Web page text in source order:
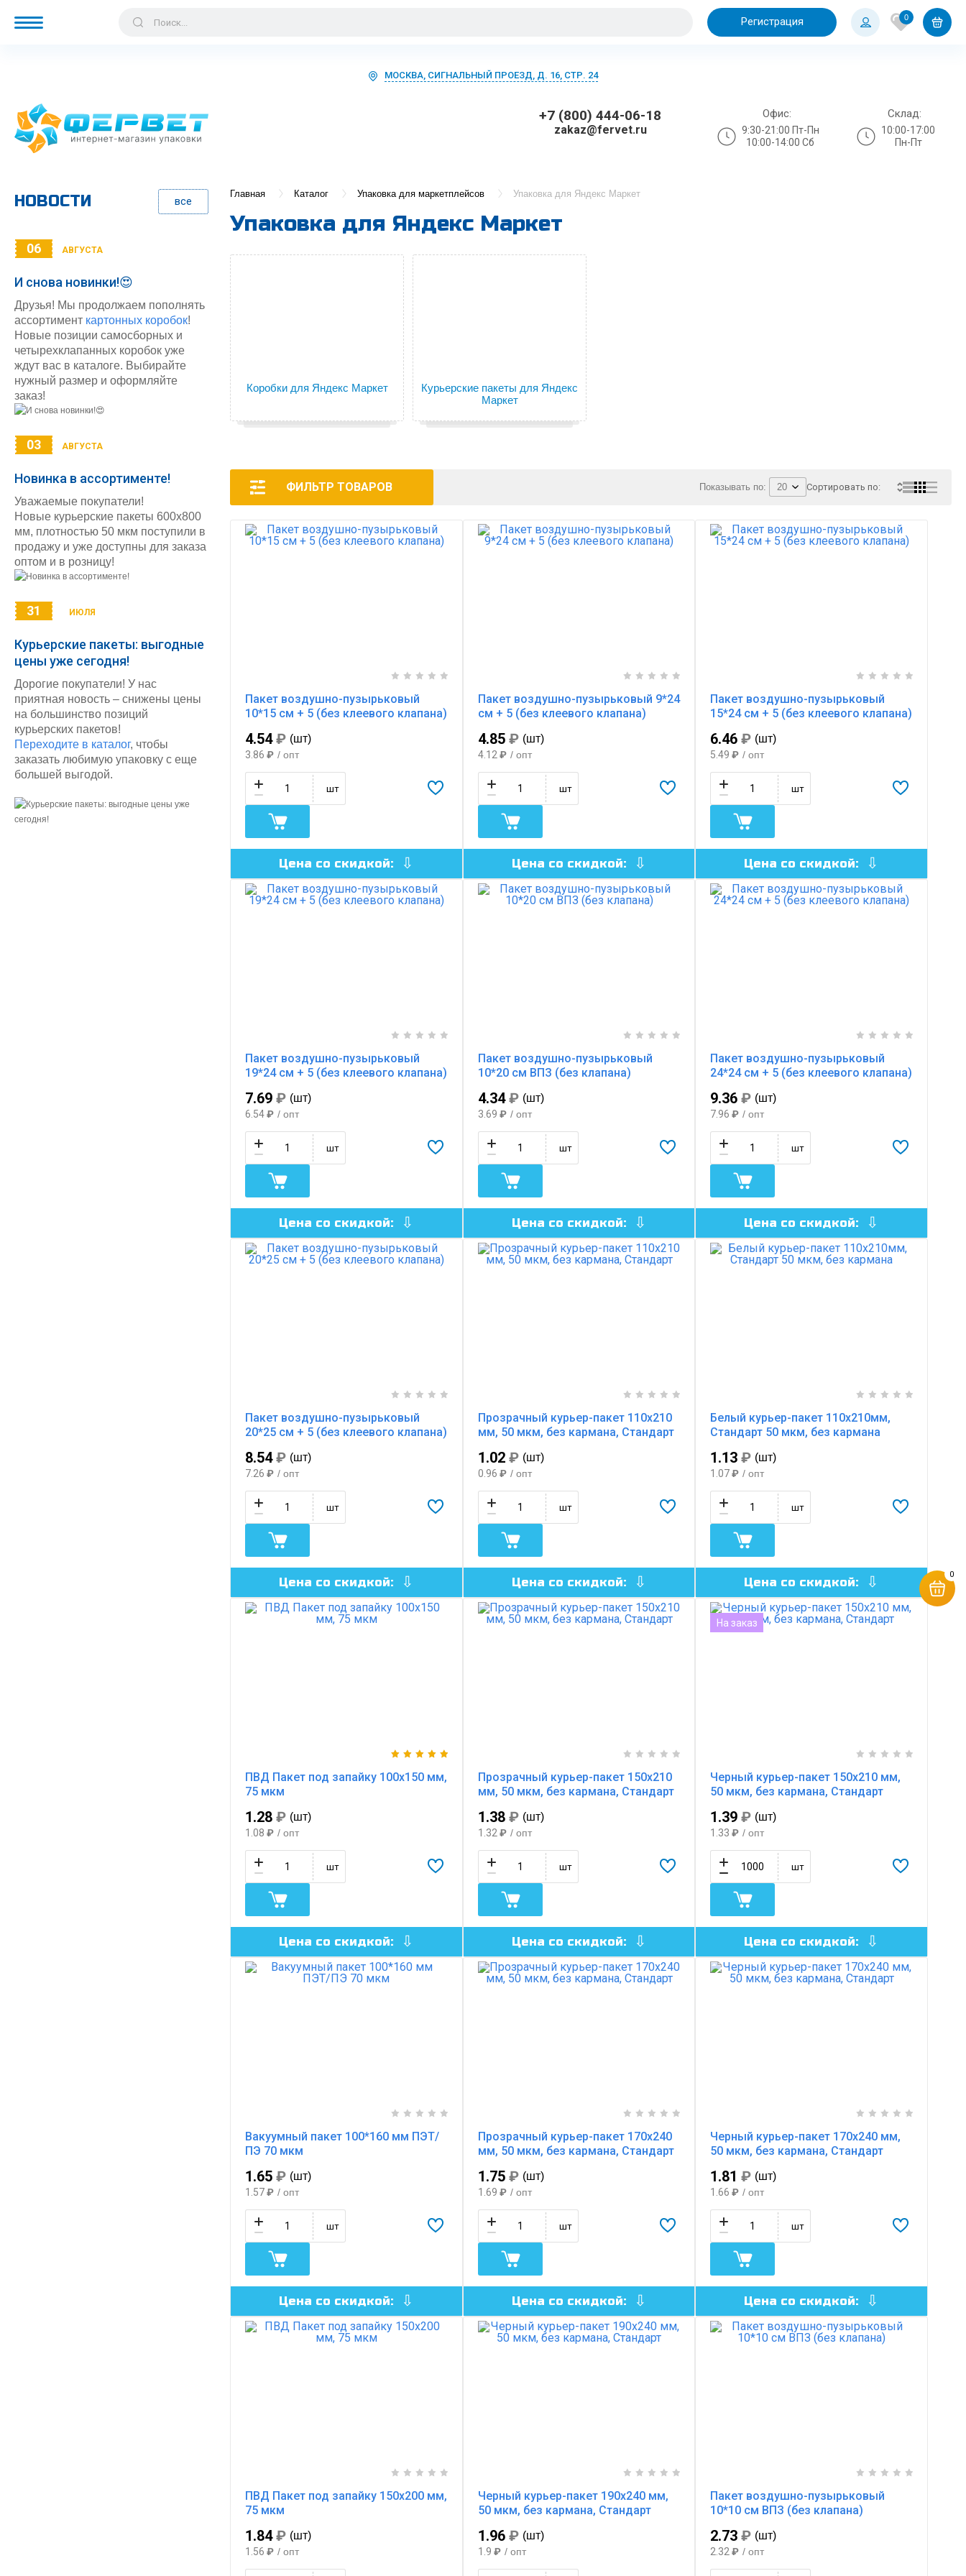
Регистрация 0
МОСКВА, СИГНАЛЬНЫЙ ПРОЕЗД, Д. 16, СТР. 24
+7 (800) 444-06-18
zakaz@fervet.ru
Офис:
9:30-21:00 Пт-Пн
10:00-14:00 Сб
Склад:
10:00-17:00
Пн-Пт
Главная Каталог Упаковка для маркетплейсов Упаковка для Яндекс Маркет
Упаковка для Яндекс Маркет
Коробки для Яндекс Маркет
Курьерские пакеты для Яндекс
Маркет
ФИЛЬТР ТОВАРОВ Показывать по: Сортировать по:
Пакет воздушно-пузырьковый
10*15 см + 5 (без клеевого клапана)
4.54₽ (шт)
3.86 ₽ / опт
шт
Цена со скидкой:
Пакет воздушно-пузырьковый 9*24
см + 5 (без клеевого клапана)
4.85₽ (шт)
4.12 ₽ / опт
шт
Цена со скидкой:
Пакет воздушно-пузырьковый
15*24 см + 5 (без клеевого клапана)
6.46 ₽ (шт)
5.49 ₽ / опт
шт
Цена со скидкой:
Пакет воздушно-пузырьковый
19*24 см + 5 (без клеевого клапана)
7.69 ₽ (шт)
6.54₽ / опт
шт
Цена со скидкой:
Пакет воздушно-пузырьковый
10*20 см ВПЗ (без клапана)
4.34₽ (шт)
3.69 ₽ / опт
шт
Цена со скидкой:
Пакет воздушно-пузырьковый
24*24 см + 5 (без клеевого клапана)
9.36 ₽ (шт)
7.96 ₽ / опт
шт
Цена со скидкой:
Пакет воздушно-пузырьковый
20*25 см + 5 (без клеевого клапана)
8.54₽ (шт)
7.26 ₽ / опт
шт
Цена со скидкой:
Прозрачный курьер-пакет 110х210
мм, 50 мкм, без кармана, Стандарт
1.02₽ (шт)
0.96 ₽ / опт
шт
Цена со скидкой:
Белый курьер-пакет 110x210мм,
Стандарт 50 мкм, без кармана
1.13 ₽ (шт)
1.07₽ / опт
шт
Цена со скидкой:
ПВД Пакет под запайку 100х150 мм,
75 мкм
1.28 ₽ (шт)
1.08 ₽ / опт
шт
Цена со скидкой:
Прозрачный курьер-пакет 150х210
мм, 50 мкм, без кармана, Стандарт
1.38₽ (шт)
1.32 ₽ / опт
шт
Цена со скидкой:
На заказ
Черный курьер-пакет 150х210 мм,
50 мкм, без кармана, Стандарт
1.39 ₽ (шт)
1.33 ₽ / опт
шт
Цена со скидкой:
Вакуумный пакет 100*160 мм ПЭТ/
ПЭ 70 мкм
1.65 ₽ (шт)
1.57₽ / опт
шт
Цена со скидкой:
Прозрачный курьер-пакет 170х240
мм, 50 мкм, без кармана, Стандарт
1.75₽ (шт)
1.69 ₽ / опт
шт
Цена со скидкой:
Черный курьер-пакет 170х240 мм,
50 мкм, без кармана, Стандарт
1.81 ₽ (шт)
1.66 ₽ / опт
шт
Цена со скидкой:
ПВД Пакет под запайку 150х200 мм,
75 мкм
1.84₽ (шт)
1.56 ₽ / опт
Черный курьер-пакет 190х240 мм,
50 мкм, без кармана, Стандарт
1.96₽ (шт)
1.9 ₽ / опт
Пакет воздушно-пузырьковый
10*10 см ВПЗ (без клапана)
2.73 ₽ (шт)
2.32 ₽ / опт
НОВОСТИ все
06 АВГУСТА
И снова новинки!😍
Друзья! Мы продолжаем пополнять
ассортимент картонных коробок!
Новые позиции самосборных и
четырехклапанных коробок уже
ждут вас в каталоге. Выбирайте
нужный размер и оформляйте
заказ!
03 АВГУСТА
Новинка в ассортименте!
Уважаемые покупатели!
Новые курьерские пакеты 600х800
мм, плотностью 50 мкм поступили в
продажу и уже доступны для заказа
оптом и в розницу!
31 ИЮЛЯ
Курьерские пакеты: выгодные
цены уже сегодня!
Дорогие покупатели! У нас
приятная новость – снижены цены
на большинство позиций
курьерских пакетов!
Переходите в каталог, чтобы
заказать любимую упаковку с еще
большей выгодой.
0